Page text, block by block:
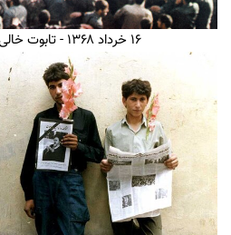
۱۶ خرداد ۱۳۶۸ - تابوت خالی در دستان مردم